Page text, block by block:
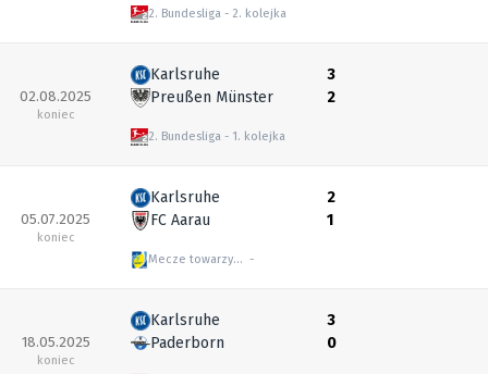
2. Bundesliga 2. kolejka
02.08.2025
koniec
Karlsruhe
Preußen Münster
2. Bundesliga 1. kolejka
3
2
05.07.2025
koniec
Karlsruhe
FC Aarau
Mecze towarzyskie
2
1
18.05.2025
koniec
Karlsruhe
Paderborn
3
0